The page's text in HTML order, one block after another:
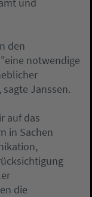
den
notwendige
Janssen.
auf das
in Sachen
die